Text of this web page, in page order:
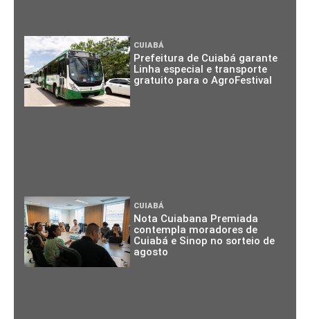
CUIABÁ
Prefeitura de Cuiabá garante
Linha especial e transporte
gratuito para o AgroFestival
CUIABÁ
Nota Cuiabana Premiada
contempla moradores de
Cuiabá e Sinop no sorteio de
agosto